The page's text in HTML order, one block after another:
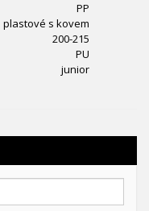
PP
plastové s kovem
200-215
PU
junior